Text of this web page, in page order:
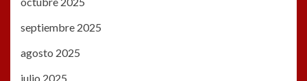
septiembre 2025
agosto 2025
julio 2025